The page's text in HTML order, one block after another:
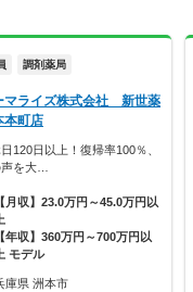
調剤薬局
マライズ株式会社 新世薬
本町店
120日以上！復帰率100％、
を大…
【月収】23.0万円～45.0万円以
上
【年収】360万円～700万円以
上 モデル
庫県 洲本市